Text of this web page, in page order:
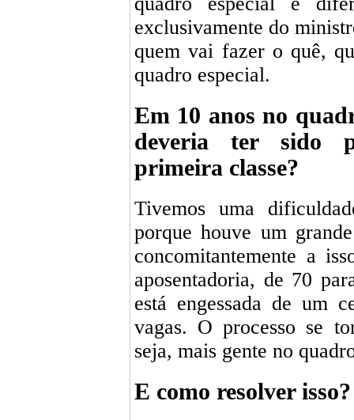
exclusivamente do
quem vai fazer o quê,
quadro especial.
Em 10 anos no
deveria ter sido
primeira classe?
Tivemos uma
porque houve um
concomitantemente a
aposentadoria, de 70
está engessada de um
vagas. O processo se
seja, mais gente no
E como resolver isso?